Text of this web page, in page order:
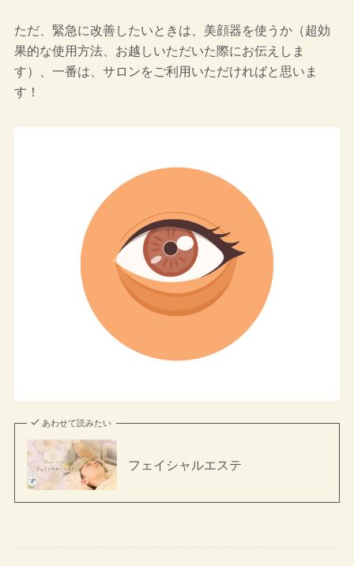
ただ、緊急に改善したいときは、美顔器を使うか（超効
果的な使用方法、お越しいただいた際にお伝えしま
す）、一番は、サロンをご利用いただければと思いま
す！
あわせて読みたい
フェイシャルエステ